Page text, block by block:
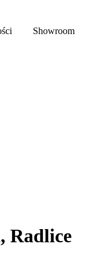
Showroom
Radlice